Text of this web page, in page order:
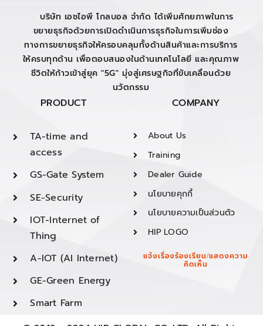
บริษัท เอชไอพี โกลบอล จำกัด ได้เพิ่มศักยภาพในการ
ขยายธุรกิจด้วยการเปิดดำเนินการธุรกิจในการเพิ่มช่อง
ทางการขยายธุรกิจให้ครอบคลุมทั้งด้านสินค้าและการบริการ
ให้ครบทุกด้าน เพื่อตอบสนองในด้านเทคโนโลยี และคุณภาพ
ชีวิตให้ก้าวเข้าสู่ยุค "5G" มุ่งสู่เศรษฐกิจที่ขับเคลื่อนด้วย
นวัตกรรม
PRODUCT
TA-time and
access
GS-Gate System
SE-Security
IOT-Internet of
Thing
A-IOT (AI Internet)
GE-Green Energy
Smart Farm
COMPANY
About Us
Training
Dealer Guide
นโยบายคุกกี้
นโยบายความเป็นส่วนตัว
HIP LOGO
แจ้งเรื่องร้องเรียน/แสดงความ
คิดเห็น